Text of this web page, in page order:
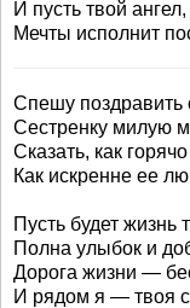
И пусть твой
Мечты исполнит
Спешу поздравить
Сестренку милую
Сказать, как
Как искренне ее
Пусть будет жизнь
Полна улыбок и
Дорога жизни —
И рядом я — твоя